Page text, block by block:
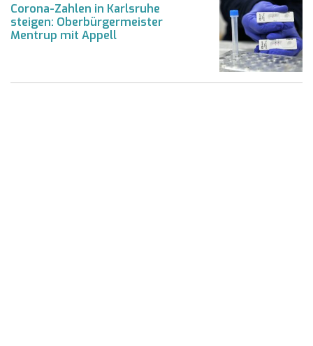
Corona-Zahlen in Karlsruhe
steigen: Oberbürgermeister
Mentrup mit Appell